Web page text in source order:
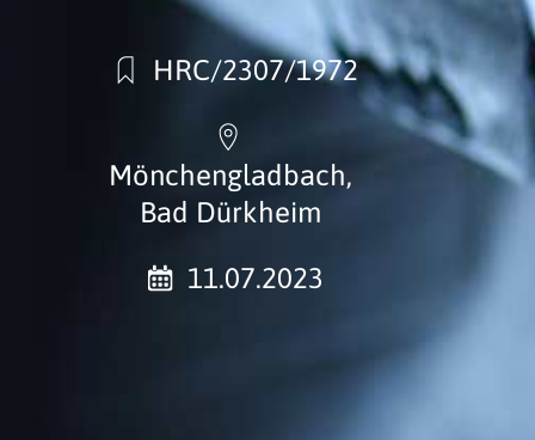
HRC/2307/1972
Mönchengladbach,
Bad Dürkheim
11.07.2023